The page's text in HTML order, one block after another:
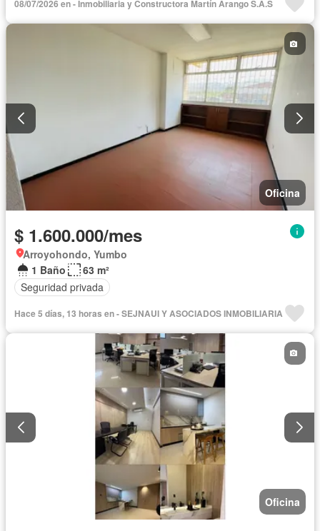
08/07/2026 en - Inmobiliaria y Constructora Martín Arango S.A.S
Oficina
$ 1.600.000/mes
Arroyohondo, Yumbo
1 Baño
63 m²
Seguridad privada
Hace 5 días, 13 horas en - SEJNAUI Y ASOCIADOS INMOBILIARIA
Oficina